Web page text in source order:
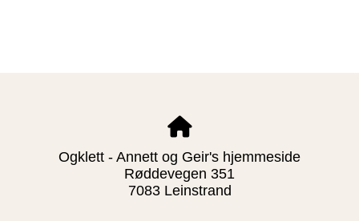
Ogklett - Annett og Geir's hjemmeside
Røddevegen 351
7083 Leinstrand